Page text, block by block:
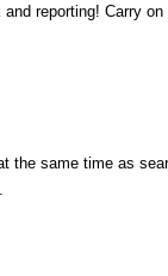
reporting! Carry
the same time as